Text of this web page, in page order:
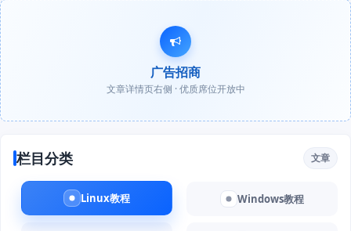
广告招商
文章详情页右侧 · 优质席位开放中
栏目分类 文章
Linux教程 Windows教程